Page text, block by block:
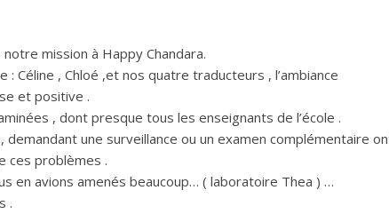
mission à Happy Chandara.
: Céline , Chloé ,et nos quatre traducteurs , l’ambiance
et positive .
, dont presque tous les enseignants de l’école .
demandant une surveillance ou un examen complémentaire
ces problèmes .
en avions amenés beaucoup… ( laboratoire Thea ) …
.